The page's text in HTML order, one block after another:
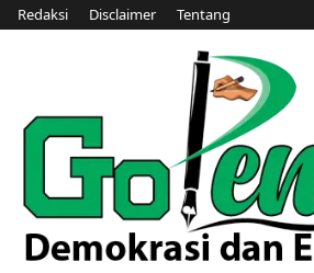
Redaksi Disclaimer Tentang